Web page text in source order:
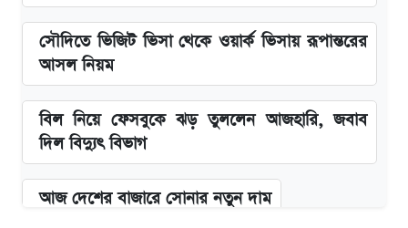
সৌদিতে ভিজিট ভিসা থেকে ওয়ার্ক ভিসায় রূপান্তরের
আসল নিয়ম
বিল নিয়ে ফেসবুকে ঝড় তুললেন আজহারি, জবাব
দিল বিদ্যুৎ বিভাগ
আজ দেশের বাজারে সোনার নতুন দাম